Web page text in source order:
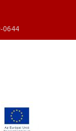
0644